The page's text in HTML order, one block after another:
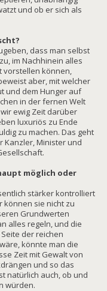
und ob er sich als
dass man selbst
im Nachhinein alles
vorstellen können,
aber, mit welcher
und dem Hunger auf
in der fernen Welt
ewig Zeit darüber
luxuriös zu Ende
zu machen. Das geht
Kanzler, Minister und
möglich oder
stärker kontrolliert
können sie nicht zu
Grundwerten
alles regeln, und die
der reichen
könnte man die
Zeit mit Gewalt von
und so das
natürlich auch, ob und
würden.